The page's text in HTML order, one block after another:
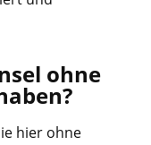
ohne
hier ohne